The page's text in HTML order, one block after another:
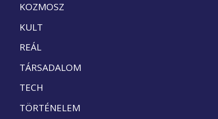
KOZMOSZ
KULT
REÁL
TÁRSADALOM
TECH
TÖRTÉNELEM